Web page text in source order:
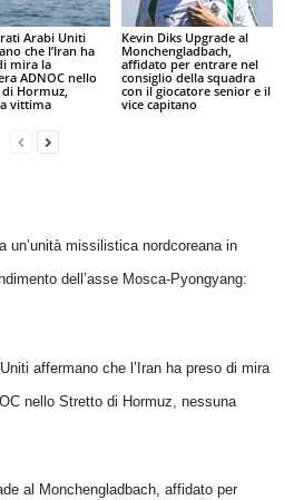
Arabi Uniti
che l’Iran ha
mira la
ADNOC nello
Hormuz,
vittima
Kevin Diks Upgrade al
Monchengladbach,
affidato per entrare nel
consiglio della squadra
con il giocatore senior e il
vice capitano
un’unità missilistica nordcoreana in
dell’asse Mosca-Pyongyang:
affermano che l’Iran ha preso di mira
nello Stretto di Hormuz, nessuna
al Monchengladbach, affidato per